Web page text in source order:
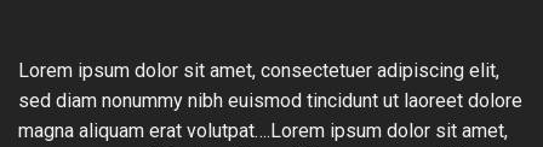
Lorem ipsum dolor sit amet, consectetuer adipiscing elit,
sed diam nonummy nibh euismod tincidunt ut laoreet dolore
magna aliquam erat volutpat….Lorem ipsum dolor sit amet,